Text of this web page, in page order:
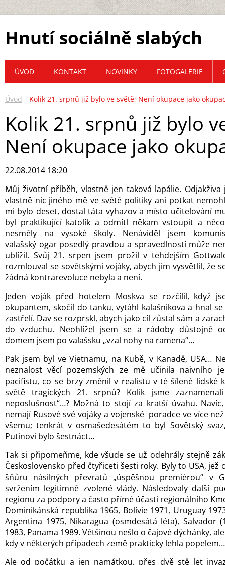
Hnutí sociálně slabých
Úvod Kolik 21. srpnů již bylo ve světě; Není okupace jako
Kolik 21. srpnů již bylo
Není okupace jako
22.08.2014 18:20
Můj životní příběh, vlastně jen taková lapálie.
vlastně nic jiného mě ve světě politiky ani potkat
mi bylo deset, dostal táta vyhazov a místo učitelování
byl praktikující katolík a odmítl někam vstoupit a
nesměly na vysoké školy. Nenáviděl jsem
valašský ogar posedlý pravdou a spravedlností může
ublížil. Svůj 21. srpen jsem prožil v tehdejším
rozmlouval se sovětskými vojáky, abych jim vysvětlil, že
žádná kontrarevoluce nebyla a není.
Jeden voják před hotelem Moskva se rozčílil, když
okupantem, skočil do tanku, vytáhl kalašnikova a hnal
zastřelí. Dav se rozprskl, abych jako cíl zůstal sám a
do vzduchu. Neohlížel jsem se a rádoby důstojně
domem jsem po valašsku „vzal nohy na ramena“…
Pak jsem byl ve Vietnamu, na Kubě, v Kanadě, USA…
neznalost věcí pozemských ze mě učinila naivního
pacifistu, co se brzy změnil v realistu v té šílené lidské
světě tragických 21. srpnů? Kolik jsme
neposlušnost“…? Možná to stojí za kratší úvahu.
nemají Rusové své vojáky a vojenské poradce ve více
všemu; tenkrát v osmašedesátém to byl Sovětský
Putinovi bylo šestnáct…
Tak si připomeňme, kde všude se už odehrály stejně
Československo před čtyřiceti šesti roky. Byly to USA,
šňůru násilných převratů „úspěšnou premiérou“ v
svržením legitimně zvolené vlády. Následovaly další
regionu za podpory a často přímé účasti regionálního
Dominikánská republika 1965, Bolívie 1971, Uruguay
Argentina 1975, Nikaragua (osmdesátá léta), Salvador
1983, Panama 1989. Většinou nešlo o čajové dýchánky,
kdy v některých případech země prakticky lehla popelem…
Ale od počátku a jen namátkou, přes dvě stě let
ÚVOD KONTAKT NOVINKY FOTOGALERIE